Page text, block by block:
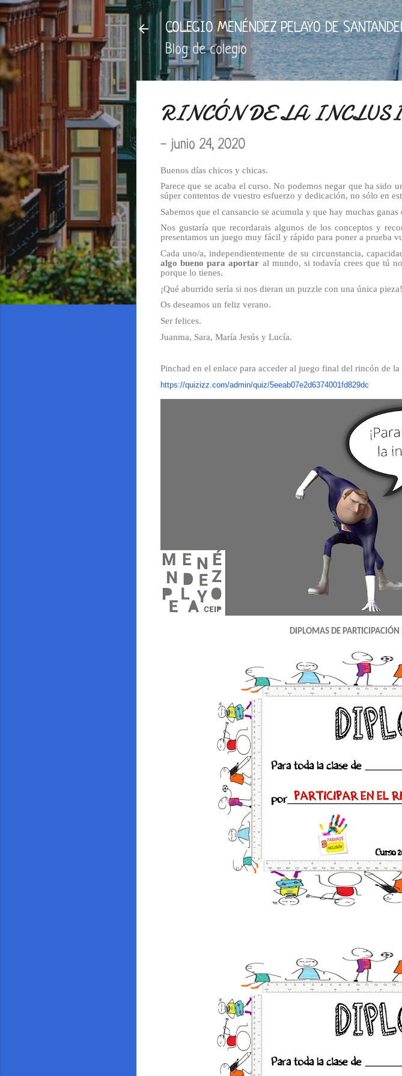
Ir al
COLEGIO MENÉNDEZ PELAYO DE
Blog de colegio
RINCÓN DE LA
- junio 24, 2020
Buenos días chicos y chicas.
Parece que se acaba el curso. No podemos negar que ha sido
súper contentos de vuestro esfuerzo y dedicación, no sólo en
Sabemos que el cansancio se acumula y que hay muchas
Nos gustaría que recordarais algunos de los conceptos y
presentamos un juego muy fácil y rápido para poner a prueba
Cada uno/a, independientemente de su circunstancia,
algo bueno para aportar al mundo, si todavía crees que tú
porque lo tienes.
¡Qué aburrido sería si nos dieran un puzzle con una única pieza!
Os deseamos un feliz verano.
Ser felices.
Juanma, Sara, María Jesús y Lucía.
Pinchad en el enlace para acceder al juego final del rincón de
https://quizizz.com/admin/quiz/5eeab07e2d6374001fd829dc
DIPLOMAS DE